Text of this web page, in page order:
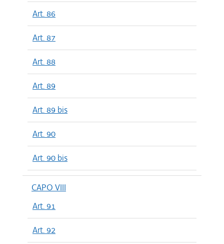
Art. 86
Art. 87
Art. 88
Art. 89
Art. 89 bis
Art. 90
Art. 90 bis
CAPO VIII
Art. 91
Art. 92